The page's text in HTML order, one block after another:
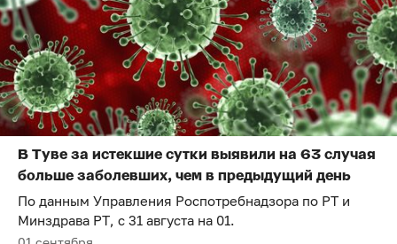
В Туве за истекшие сутки выявили на 63 случая
больше заболевших, чем в предыдущий день
По данным Управления Роспотребнадзора по РТ и
Минздрава РТ, с 31 августа на 01.